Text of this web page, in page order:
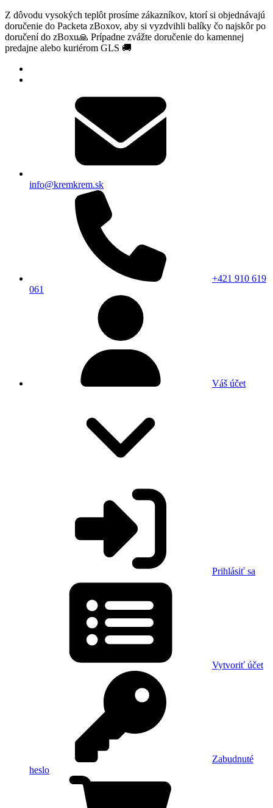
Z dôvodu vysokých teplôt prosíme zákazníkov, ktorí si objednávajú
doručenie do Packeta zBoxov, aby si vyzdvihli balíky čo najskôr po
doručení do zBoxu🙏 Prípadne zvážte doručenie do kamennej
predajne alebo kuriérom GLS 🚚
info@kremkrem.sk
+421 910 619
061
Váš účet
Prihlásiť sa
Vytvoriť účet
Zabudnuté
heslo